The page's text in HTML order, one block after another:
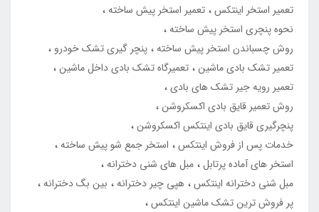
تعمیر استخر اینتکس تعمیر استخر پیش ساخته
نحوه پنچری استخر پیش ساخته
روش چسباندن استخر پیش ساخته پنچر گیری تشک خودرو
تعمیر تشک بادی ماشین تعمیرگاه تشک بادی داخل ماشین
تعمیر رویه جیر تشک های بادی
روش تعمیر قایق بادی اکسکروشن
پنچرگیری قایق بادی اینتکس اکسکروشن
خدمات پس از فروش اینتکس
استخر جمع شو پیش ساخته
استخر های آماده پرتابل مبل های شنی دخترانه
مبل شنی دخترانه اینتکس هپی چیر دخترانه
بین بگ دخترانه
پر فروش ترین تشک ماشین اینتکس